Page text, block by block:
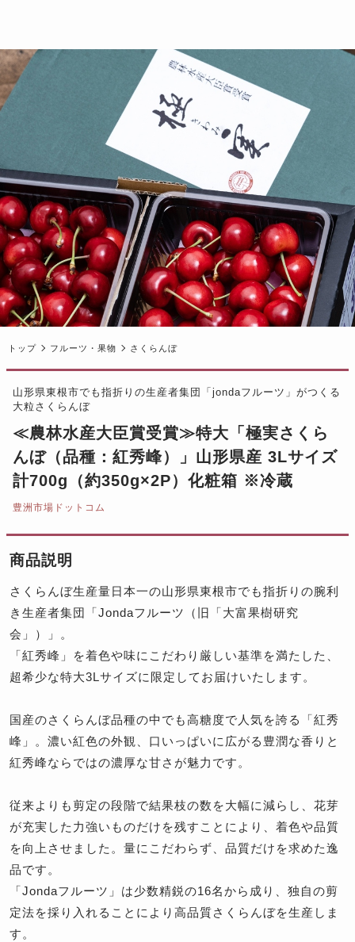
トップ フルーツ・果物 さくらんぼ
山形県東根市でも指折りの生産者集団「jondaフルーツ」がつくる
大粒さくらんぼ
≪農林水産大臣賞受賞≫特大「極実さくら
んぼ（品種：紅秀峰）」山形県産 3Lサイズ
計700g（約350g×2P）化粧箱 ※冷蔵
豊洲市場ドットコム
商品説明
さくらんぼ生産量日本一の山形県東根市でも指折りの腕利
き生産者集団「Jondaフルーツ（旧「大富果樹研究
会」）」。
「紅秀峰」を着色や味にこだわり厳しい基準を満たした、
超希少な特大3Lサイズに限定してお届けいたします。
国産のさくらんぼ品種の中でも高糖度で人気を誇る「紅秀
峰」。濃い紅色の外観、口いっぱいに広がる豊潤な香りと
紅秀峰ならではの濃厚な甘さが魅力です。
従来よりも剪定の段階で結果枝の数を大幅に減らし、花芽
が充実した力強いものだけを残すことにより、着色や品質
を向上させました。量にこだわらず、品質だけを求めた逸
品です。
「Jondaフルーツ」は少数精鋭の16名から成り、独自の剪
定法を採り入れることにより高品質さくらんぼを生産しま
す。